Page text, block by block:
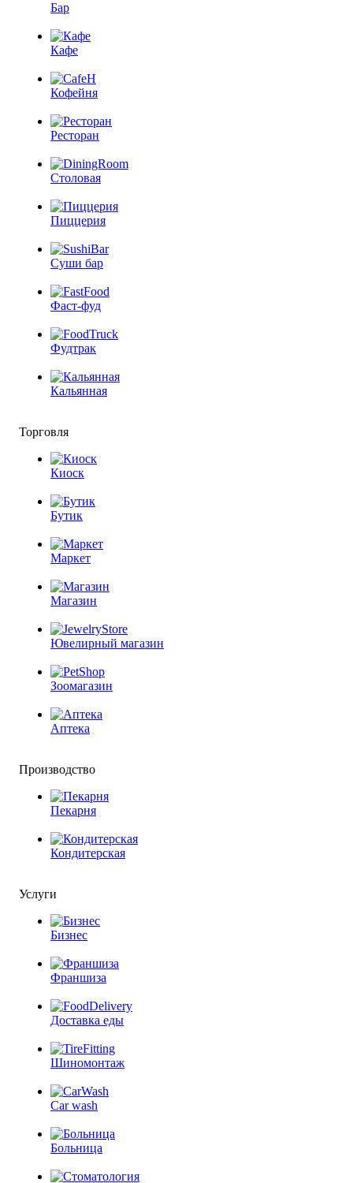
Бар
Кафе
Кофейня
Ресторан
Столовая
Пиццерия
Суши бар
Фаст-фуд
Фудтрак
Кальянная
Торговля
Киоск
Бутик
Маркет
Магазин
Ювелирный магазин
Зоомагазин
Аптека
Производство
Пекарня
Кондитерская
Услуги
Бизнес
Франшиза
Доставка еды
Шиномонтаж
Car wash
Больница